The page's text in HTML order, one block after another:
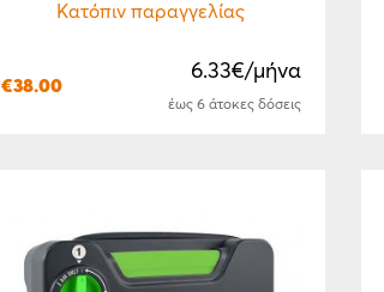
Κατόπιν παραγγελίας
€38.00
6.33€/μήνα
έως 6 άτοκες δόσεις